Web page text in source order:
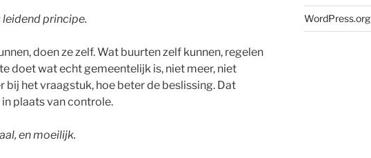
principe.
doen ze zelf. Wat buurten zelf kunnen, regelen
doet wat echt gemeentelijk is, niet meer, niet
bij het vraagstuk, hoe beter de beslissing. Dat
plaats van controle.
en moeilijk.
WordPress.org